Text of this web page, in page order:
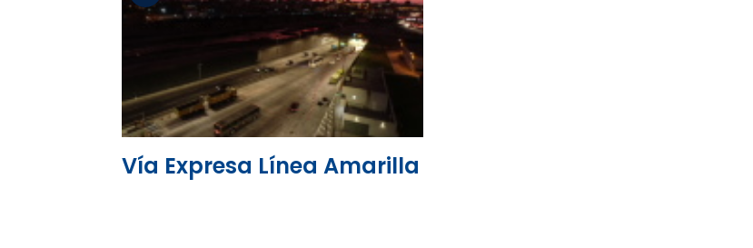
Ver la carpeta
Vía Expresa Línea Amarilla